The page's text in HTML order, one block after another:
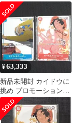
ードセット③
¥63,333
新品未開封 カイドウに
挑め プロモーションカ
ードセット 2 3